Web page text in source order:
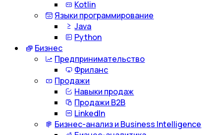
Kotlin
Языки программирование
Java
Python
Бизнес
Предпринимательство
Фриланс
Продажи
Навыки продаж
Продажи B2B
LinkedIn
Бизнес-анализ и Business Intelligence